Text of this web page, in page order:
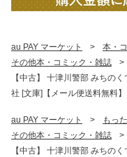
au PAY マーケット > 本・
その他本・コミック・雑誌
>
【中古】 十津川警部 みちの
社 [文庫]【メール便送料無料】
au PAY マーケット > もっ
その他本・コミック・雑誌
>
【中古】 十津川警部 みちの